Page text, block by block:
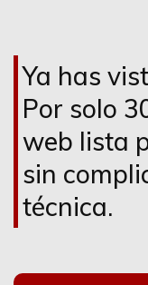
Ya has
Por solo
web lista
sin
técnica.